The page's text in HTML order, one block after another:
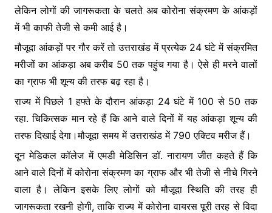
लेकिन लोगों की जागरूकता के चलते अब कोरोना संक्रमण के आंकड़ों
में भी काफी तेजी से कमी आई है।
मौजूदा आंकड़ों पर गौर करें तो उत्तराखंड में प्रत्येक 24 घंटे में संक्रमित
मरीजों का आंकड़ा अब करीब 50 तक पहुंच गया है। ऐसे ही मरने वालों
का ग्राफ भी शून्य की तरफ बढ़ रहा है।
राज्य में पिछले 1 हफ्ते के दौरान आंकड़ा 24 घंटे में 100 से 50 तक
रहा. चिकित्सक मान रहे हैं कि आने वाले दिनों में यह आंकड़ा शून्य की
तरफ दिखाई देगा।मौजूदा समय में उत्तराखंड में 790 एक्टिव मरीज हैं।
दून मेडिकल कॉलेज में एमडी मेडिसिन डॉ. नारायण जीत कहते हैं कि
आने वाले दिनों में कोरोना संक्रमण का ग्राफ और भी तेजी से नीचे गिरने
वाला है। लेकिन इसके लिए लोगों को मौजूदा स्थिति की तरह ही
जागरूकता रखनी होगी, ताकि राज्य में कोरोना वायरस पूरी तरह से विदा